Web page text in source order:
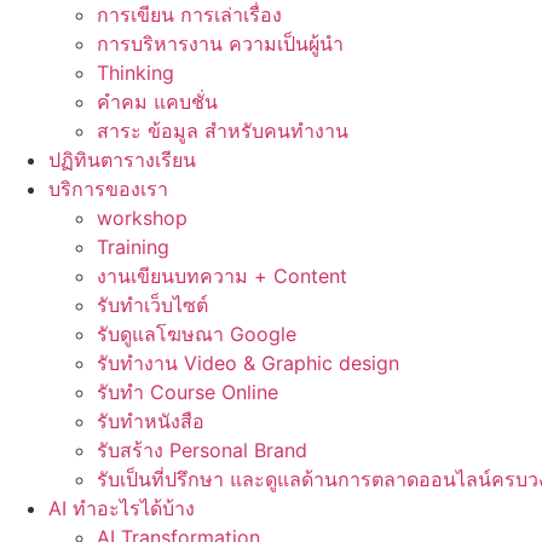
การเขียน การเล่าเรื่อง
การบริหารงาน ความเป็นผู้นำ
Thinking
คำคม แคบชั่น
สาระ ข้อมูล สำหรับคนทำงาน
ปฏิทินตารางเรียน
บริการของเรา
workshop
Training
งานเขียนบทความ + Content
รับทำเว็บไซต์
รับดูแลโฆษณา Google
รับทำงาน Video & Graphic design
รับทำ Course Online
รับทำหนังสือ
รับสร้าง Personal Brand
รับเป็นที่ปรึกษา และดูแลด้านการตลาดออนไลน์ครบว
AI ทำอะไรได้บ้าง
AI Transformation